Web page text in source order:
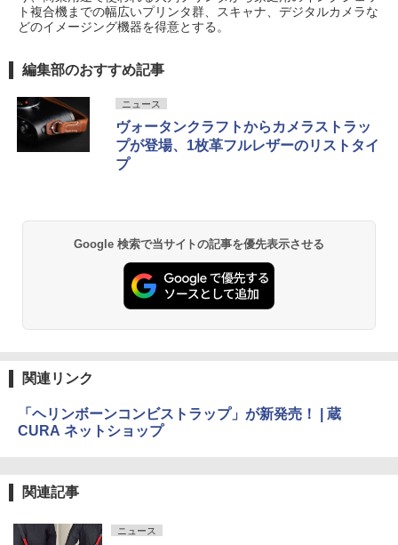
ト複合機までの幅広いプリンタ群、スキャナ、デジタルカメラな
どのイメージング機器を得意とする。
編集部のおすすめ記事
ニュース
ヴォータンクラフトからカメラストラッ
プが登場、1枚革フルレザーのリストタイ
プ
Google 検索で当サイトの記事を優先表示させる
関連リンク
「ヘリンボーンコンビストラップ」が新発売！ | 蔵
CURA ネットショップ
関連記事
ニュース